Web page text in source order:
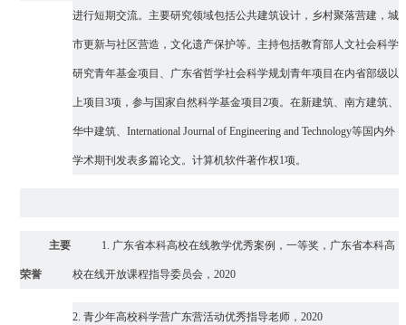
进行短期交流。主要研究领域包括公共建筑设计，乡村聚落营建，城
市更新与社区营造，文化遗产保护等。 主持包括教育部人文社会科学
研究青年基金项目 、 广东省哲学社会科学规划青年项目在内省部级以
上项目3项 ，参与国家自然科学基金项目2项。在新建筑、南方建筑、
华中建筑、International Journal of Engineering and Technology等国内外
学术期刊发表多篇论文。计算机软件著作权1项。
主要
荣誉
1. 广东省本科高校在线教学优秀案例，一等奖，广东省本科高
校在线开放课程指导委员会，2020
2.青少年高校科学营广东营活动优秀指导老师，2020